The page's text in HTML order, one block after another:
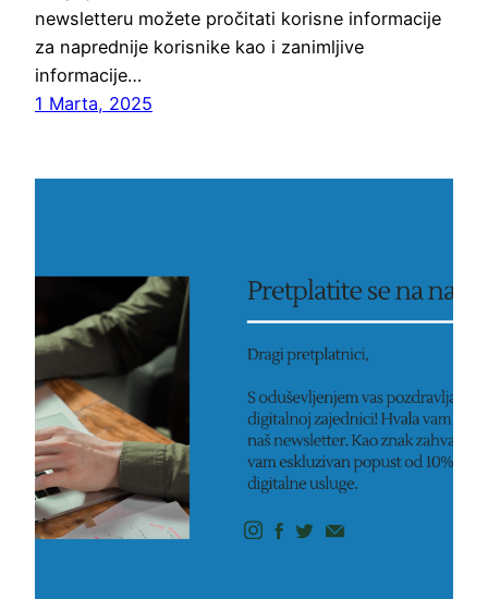
newsletteru možete pročitati korisne informacije
za naprednije korisnike kao i zanimljive
informacije…
1 Marta, 2025